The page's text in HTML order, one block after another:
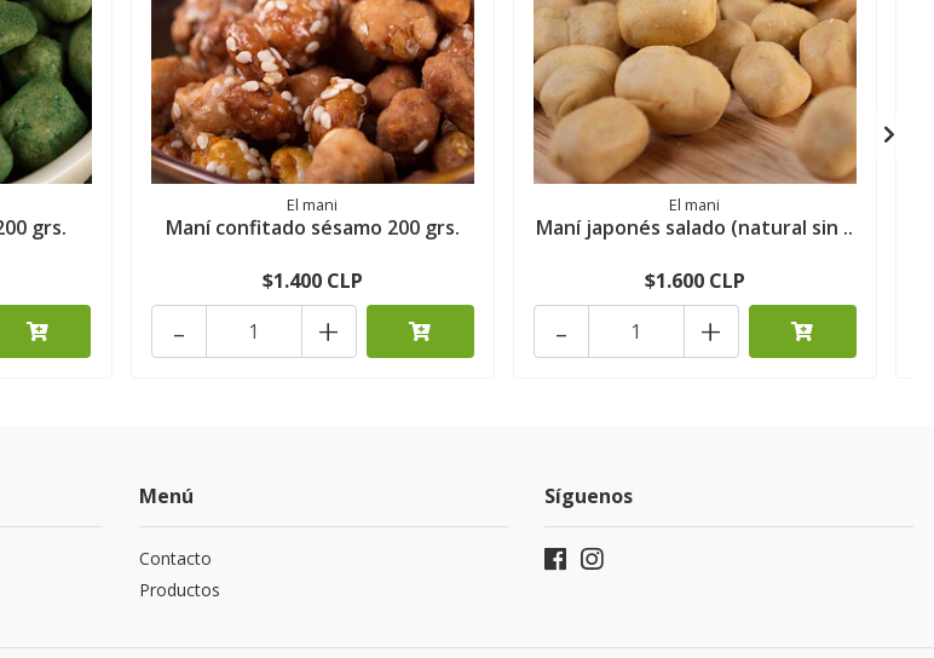
grs.
El mani
Maní confitado sésamo 200 grs.
$1.400 CLP
+
-
El mani
Maní japonés salado (natural sin ..
$1.600 CLP
+
-
Menú
Contacto
Productos
Síguenos